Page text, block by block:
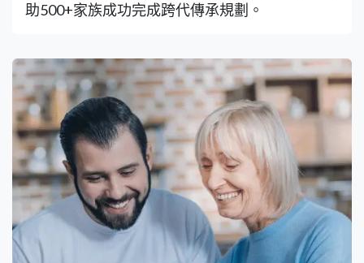
助500+家族成功完成跨代傳承規劃。